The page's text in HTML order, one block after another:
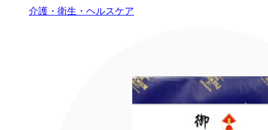
介護・衛生・ヘルスケア